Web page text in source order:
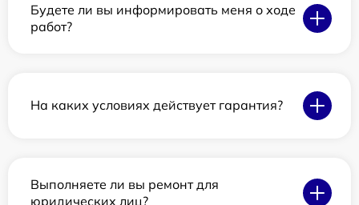
Будете ли вы информировать меня о ходе
работ?
На каких условиях действует гарантия?
Выполняете ли вы ремонт для
юридических лиц?